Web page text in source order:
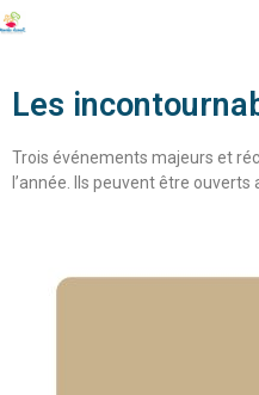
Les
Trois événements majeurs et
l’année. Ils peuvent être